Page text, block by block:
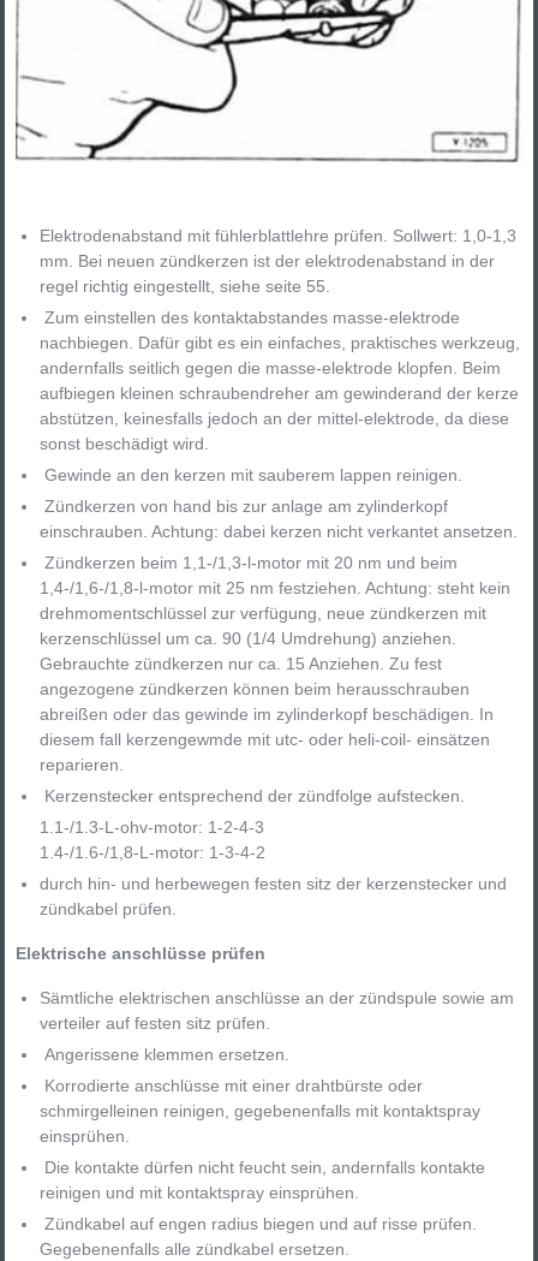
Elektrodenabstand mit fühlerblattlehre prüfen. Sollwert: 1,0-1,3
mm. Bei neuen zündkerzen ist der elektrodenabstand in der
regel richtig eingestellt, siehe seite 55.
Zum einstellen des kontaktabstandes masse-elektrode
nachbiegen. Dafür gibt es ein einfaches, praktisches werkzeug,
andernfalls seitlich gegen die masse-elektrode klopfen. Beim
aufbiegen kleinen schraubendreher am gewinderand der kerze
abstützen, keinesfalls jedoch an der mittel-elektrode, da diese
sonst beschädigt wird.
Gewinde an den kerzen mit sauberem lappen reinigen.
Zündkerzen von hand bis zur anlage am zylinderkopf
einschrauben. Achtung: dabei kerzen nicht verkantet ansetzen.
Zündkerzen beim 1,1-/1,3-l-motor mit 20 nm und beim
1,4-/1,6-/1,8-l-motor mit 25 nm festziehen. Achtung: steht kein
drehmomentschlüssel zur verfügung, neue zündkerzen mit
kerzenschlüssel um ca. 90 (1/4 Umdrehung) anziehen.
Gebrauchte zündkerzen nur ca. 15 Anziehen. Zu fest
angezogene zündkerzen können beim herausschrauben
abreißen oder das gewinde im zylinderkopf beschädigen. In
diesem fall kerzengewmde mit utc- oder heli-coil- einsätzen
reparieren.
Kerzenstecker entsprechend der zündfolge aufstecken.
1.1-/1.3-L-ohv-motor: 1-2-4-3
1.4-/1.6-/1,8-L-motor: 1-3-4-2
durch hin- und herbewegen festen sitz der kerzenstecker und
zündkabel prüfen.
Elektrische anschlüsse prüfen
Sämtliche elektrischen anschlüsse an der zündspule sowie am
verteiler auf festen sitz prüfen.
Angerissene klemmen ersetzen.
Korrodierte anschlüsse mit einer drahtbürste oder
schmirgelleinen reinigen, gegebenenfalls mit kontaktspray
einsprühen.
Die kontakte dürfen nicht feucht sein, andernfalls kontakte
reinigen und mit kontaktspray einsprühen.
Zündkabel auf engen radius biegen und auf risse prüfen.
Gegebenenfalls alle zündkabel ersetzen.